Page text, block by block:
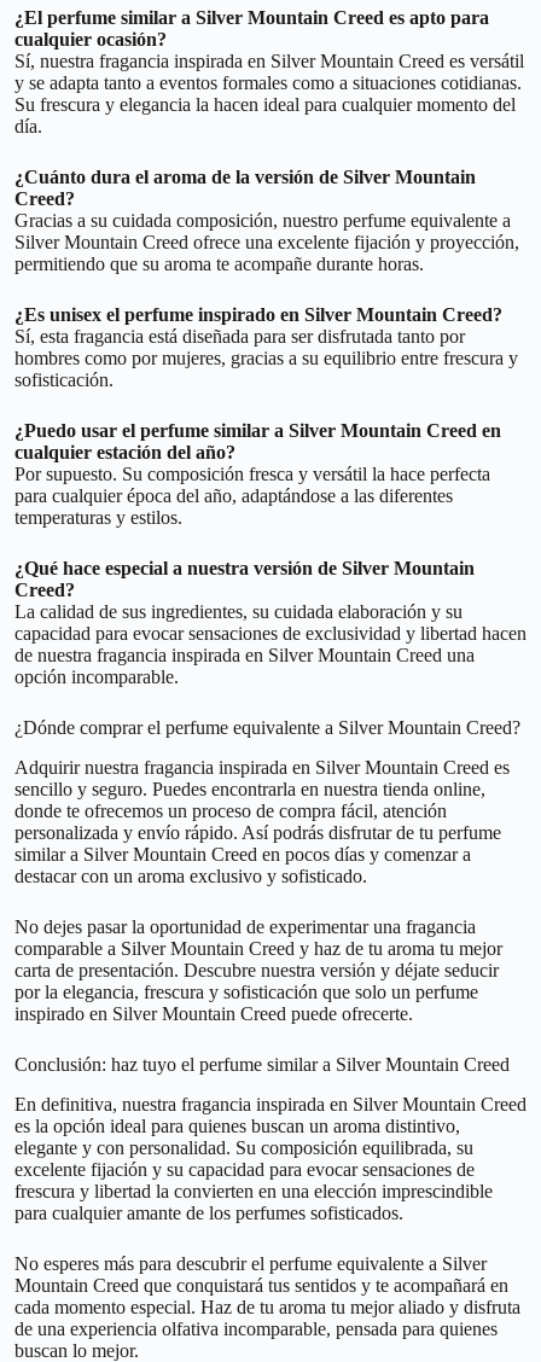
¿El perfume similar a Silver Mountain Creed es apto para
cualquier ocasión?
Sí, nuestra fragancia inspirada en Silver Mountain Creed es versátil
y se adapta tanto a eventos formales como a situaciones cotidianas.
Su frescura y elegancia la hacen ideal para cualquier momento del
día.
¿Cuánto dura el aroma de la versión de Silver Mountain
Creed?
Gracias a su cuidada composición, nuestro perfume equivalente a
Silver Mountain Creed ofrece una excelente fijación y proyección,
permitiendo que su aroma te acompañe durante horas.
¿Es unisex el perfume inspirado en Silver Mountain Creed?
Sí, esta fragancia está diseñada para ser disfrutada tanto por
hombres como por mujeres, gracias a su equilibrio entre frescura y
sofisticación.
¿Puedo usar el perfume similar a Silver Mountain Creed en
cualquier estación del año?
Por supuesto. Su composición fresca y versátil la hace perfecta
para cualquier época del año, adaptándose a las diferentes
temperaturas y estilos.
¿Qué hace especial a nuestra versión de Silver Mountain
Creed?
La calidad de sus ingredientes, su cuidada elaboración y su
capacidad para evocar sensaciones de exclusividad y libertad hacen
de nuestra fragancia inspirada en Silver Mountain Creed una
opción incomparable.
¿Dónde comprar el perfume equivalente a Silver Mountain Creed?
Adquirir nuestra fragancia inspirada en Silver Mountain Creed es
sencillo y seguro. Puedes encontrarla en nuestra tienda online,
donde te ofrecemos un proceso de compra fácil, atención
personalizada y envío rápido. Así podrás disfrutar de tu perfume
similar a Silver Mountain Creed en pocos días y comenzar a
destacar con un aroma exclusivo y sofisticado.
No dejes pasar la oportunidad de experimentar una fragancia
comparable a Silver Mountain Creed y haz de tu aroma tu mejor
carta de presentación. Descubre nuestra versión y déjate seducir
por la elegancia, frescura y sofisticación que solo un perfume
inspirado en Silver Mountain Creed puede ofrecerte.
Conclusión: haz tuyo el perfume similar a Silver Mountain Creed
En definitiva, nuestra fragancia inspirada en Silver Mountain Creed
es la opción ideal para quienes buscan un aroma distintivo,
elegante y con personalidad. Su composición equilibrada, su
excelente fijación y su capacidad para evocar sensaciones de
frescura y libertad la convierten en una elección imprescindible
para cualquier amante de los perfumes sofisticados.
No esperes más para descubrir el perfume equivalente a Silver
Mountain Creed que conquistará tus sentidos y te acompañará en
cada momento especial. Haz de tu aroma tu mejor aliado y disfruta
de una experiencia olfativa incomparable, pensada para quienes
buscan lo mejor.